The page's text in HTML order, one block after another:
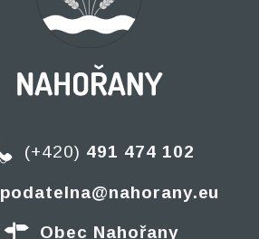
(+420) 491 474 102
podatelna@nahorany.eu
Obec Nahořany